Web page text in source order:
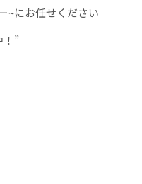
~にお任せください
”